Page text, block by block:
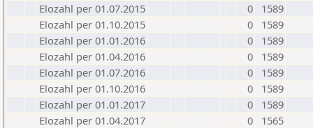
Elozahl per 01.07.2015
0
1589
Elozahl per 01.10.2015
0
1589
Elozahl per 01.01.2016
0
1589
Elozahl per 01.04.2016
0
1589
Elozahl per 01.07.2016
0
1589
Elozahl per 01.10.2016
0
1589
Elozahl per 01.01.2017
0
1589
Elozahl per 01.04.2017
0
1565